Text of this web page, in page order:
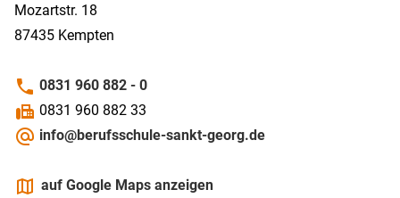
Mozartstr. 18
87435 Kempten
phone 0831 960 882 - 0
fax 0831 960 882 33
alternate_email info@berufsschule-sankt-georg.de
mapsauf Google Maps anzeigen